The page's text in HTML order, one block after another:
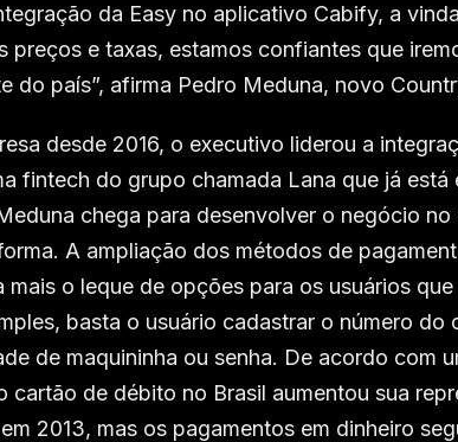
da Easy no aplicativo Cabify, a
preços e taxas, estamos confiantes que
do país”, afirma Pedro Meduna, novo
desde 2016, o executivo liderou a
fintech do grupo chamada Lana que já
chega para desenvolver o negócio
A ampliação dos métodos de
o leque de opções para os usuários
basta o usuário cadastrar o número do
de maquininha ou senha. De acordo com
cartão de débito no Brasil aumentou sua
2013, mas os pagamentos em dinheiro